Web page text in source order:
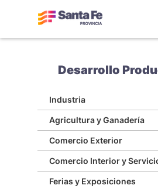
Desarrollo
Industria
Agricultura y Ganadería
Comercio Exterior
Comercio Interior y
Ferias y Exposiciones